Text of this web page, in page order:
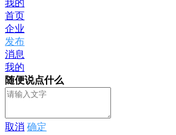
我的
首页
企业
发布
消息
我的
随便说点什么
取消 确定